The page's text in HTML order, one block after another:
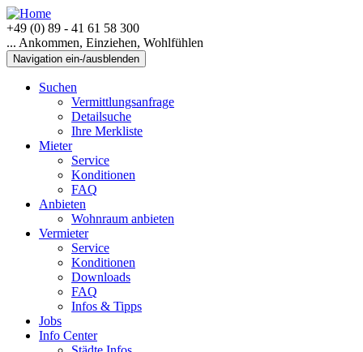
+49 (0) 89 - 41 61 58 300
... Ankommen, Einziehen, Wohlfühlen
Navigation ein-/ausblenden
Suchen
Vermittlungsanfrage
Detailsuche
Ihre Merkliste
Mieter
Service
Konditionen
FAQ
Anbieten
Wohnraum anbieten
Vermieter
Service
Konditionen
Downloads
FAQ
Infos & Tipps
Jobs
Info Center